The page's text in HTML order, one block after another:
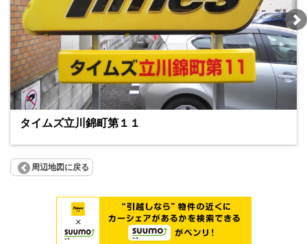
タイムズ立川錦町第１１
周辺地図に戻る